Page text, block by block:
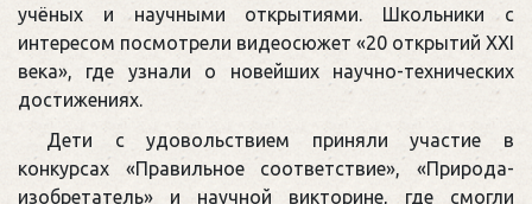
учёных и научными открытиями. Школьники с
интересом посмотрели видеосюжет «20 открытий XXI
века», где узнали о новейших научно-технических
достижениях.
Дети с удовольствием приняли участие в
конкурсах «Правильное соответствие», «Природа-
изобретатель» и научной викторине, где смогли